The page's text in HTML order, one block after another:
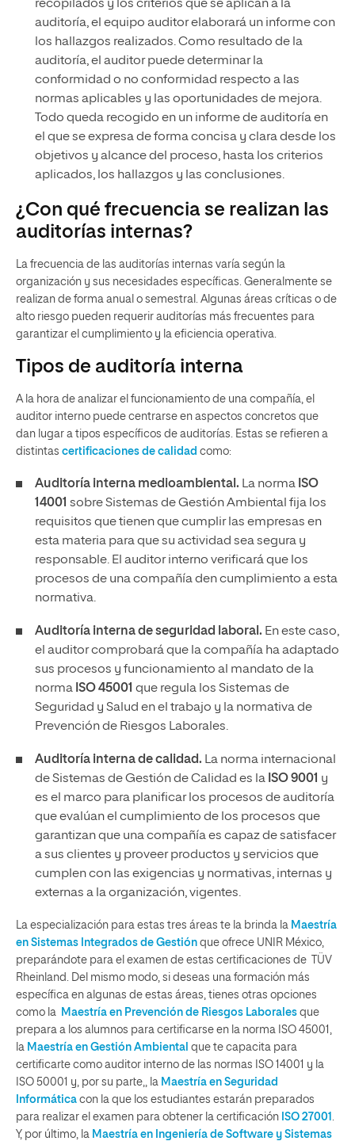
recopilados y los criterios que se aplican a la
auditoría, el equipo auditor elaborará un informe con
los hallazgos realizados. Como resultado de la
auditoría, el auditor puede determinar la
conformidad o no conformidad respecto a las
normas aplicables y las oportunidades de mejora.
Todo queda recogido en un informe de auditoría en
el que se expresa de forma concisa y clara desde los
objetivos y alcance del proceso, hasta los criterios
aplicados, los hallazgos y las conclusiones.
¿Con qué frecuencia se realizan las
auditorías internas?
La frecuencia de las auditorías internas varía según la
organización y sus necesidades específicas. Generalmente se
realizan de forma anual o semestral. Algunas áreas críticas o de
alto riesgo pueden requerir auditorías más frecuentes para
garantizar el cumplimiento y la eficiencia operativa.
Tipos de auditoría interna
A la hora de analizar el funcionamiento de una compañía, el
auditor interno puede centrarse en aspectos concretos que
dan lugar a tipos específicos de auditorías. Estas se refieren a
distintas certificaciones de calidad como:
Auditoría interna medioambiental. La norma ISO
14001 sobre Sistemas de Gestión Ambiental fija los
requisitos que tienen que cumplir las empresas en
esta materia para que su actividad sea segura y
responsable. El auditor interno verificará que los
procesos de una compañía den cumplimiento a esta
normativa.
Auditoría interna de seguridad laboral. En este caso,
el auditor comprobará que la compañía ha adaptado
sus procesos y funcionamiento al mandato de la
norma ISO 45001 que regula los Sistemas de
Seguridad y Salud en el trabajo y la normativa de
Prevención de Riesgos Laborales.
Auditoría interna de calidad. La norma internacional
de Sistemas de Gestión de Calidad es la ISO 9001 y
es el marco para planificar los procesos de auditoría
que evalúan el cumplimiento de los procesos que
garantizan que una compañía es capaz de satisfacer
a sus clientes y proveer productos y servicios que
cumplen con las exigencias y normativas, internas y
externas a la organización, vigentes.
La especialización para estas tres áreas te la brinda la Maestría
en Sistemas Integrados de Gestión que ofrece UNIR México,
preparándote para el examen de estas certificaciones de TÜV
Rheinland. Del mismo modo, si deseas una formación más
específica en algunas de estas áreas, tienes otras opciones
como la
Maestría en Prevención de Riesgos Laborales que
prepara a los alumnos para certificarse en la norma ISO 45001,
la Maestría en Gestión Ambiental que te capacita para
certificarte como auditor interno de las normas ISO 14001 y la
ISO 50001 y, por su parte,, la Maestría en Seguridad
Informática con la que los estudiantes estarán preparados
para realizar el examen para obtener la certificación ISO 27001
Y, por último, la Maestría en Ingeniería de Software y Sistemas